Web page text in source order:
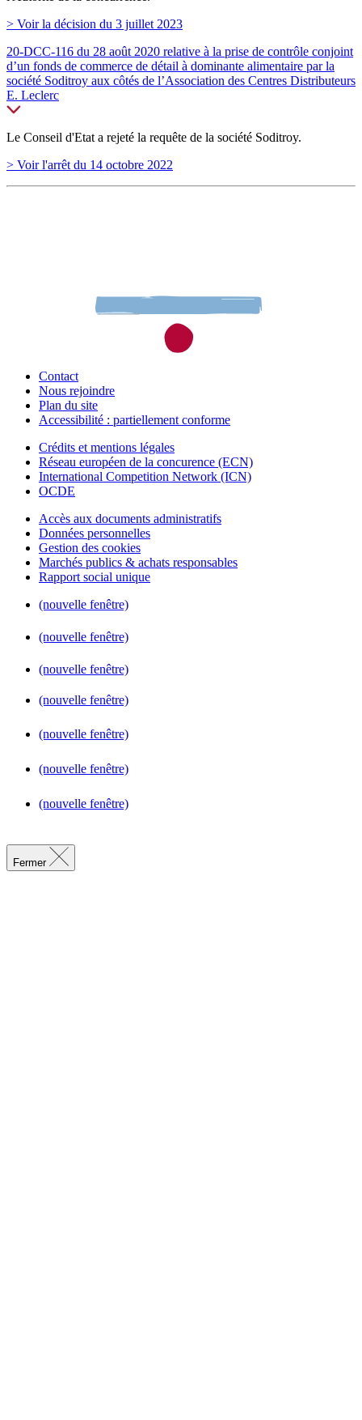
> Voir la décision du 3 juillet 2023
20-DCC-116 du 28 août 2020 relative à la prise de contrôle conjoint
d’un fonds de commerce de détail à dominante alimentaire par la
société Soditroy aux côtés de l’Association des Centres Distributeurs
E. Leclerc
Le Conseil d'Etat a rejeté la requête de la société Soditroy.
> Voir l'arrêt du 14 octobre 2022
Contact
Nous rejoindre
Plan du site
Accessibilité : partiellement conforme
Crédits et mentions légales
Réseau européen de la concurence (ECN)
International Competition Network (ICN)
OCDE
Accès aux documents administratifs
Données personnelles
Gestion des cookies
Marchés publics & achats responsables
Rapport social unique
(nouvelle fenêtre)
(nouvelle fenêtre)
(nouvelle fenêtre)
(nouvelle fenêtre)
(nouvelle fenêtre)
(nouvelle fenêtre)
(nouvelle fenêtre)
Fermer